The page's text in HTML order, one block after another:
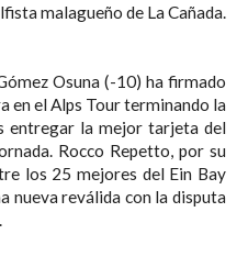
malagueño de La Cañada.
del Ein Bay
reválida con la disputa